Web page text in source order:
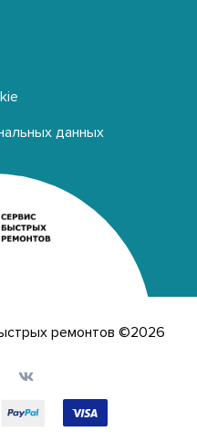
данных
ремонтов ©2026